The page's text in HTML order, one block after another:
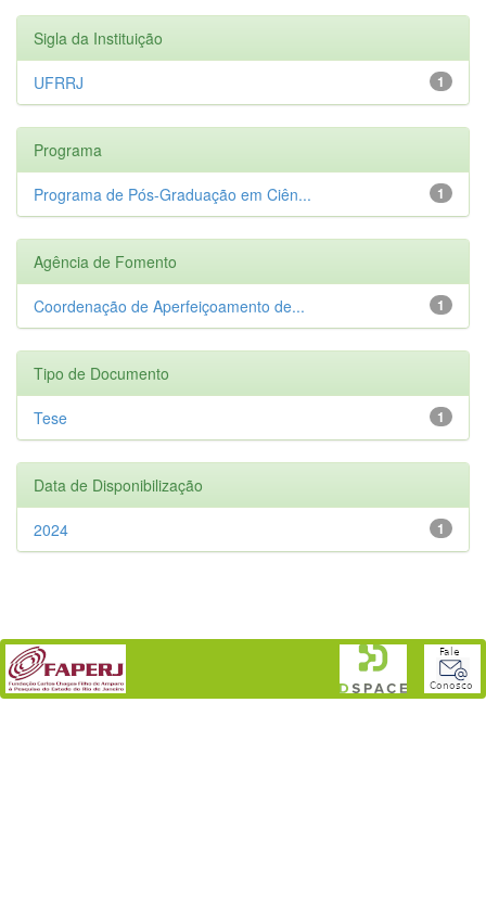
Sigla da Instituição
1
UFRRJ
Programa
1
Programa de Pós-Graduação em Ciên...
Agência de Fomento
1
Coordenação de Aperfeiçoamento de...
Tipo de Documento
1
Tese
Data de Disponibilização
1
2024